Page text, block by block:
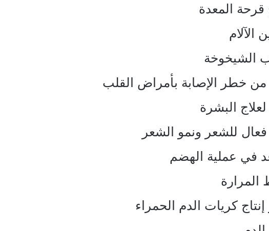
قرحة المعدة
الآلام
الشيخوخة
من خطر الإصابة بأمراض القلب
البشرة
فعال للشعر ونمو الشعر
في عملية الهضم
المرارة
كريات الدم الحمراء